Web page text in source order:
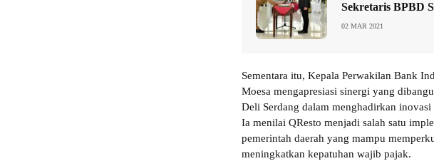
Sekretaris BPBD
02 MAR 2021
Sementara itu, Kepala Perwakilan Bank
Moesa mengapresiasi sinergi yang
Deli Serdang dalam menghadirkan inovasi
Ia menilai QResto menjadi salah satu
pemerintah daerah yang mampu
meningkatkan kepatuhan wajib pajak.